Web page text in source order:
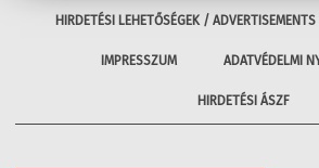
HIRDETÉSI LEHETŐSÉGEK / ADVERTISEMENTS
IMPRESSZUM ADATVÉDELMI
HIRDETÉSI ÁSZF